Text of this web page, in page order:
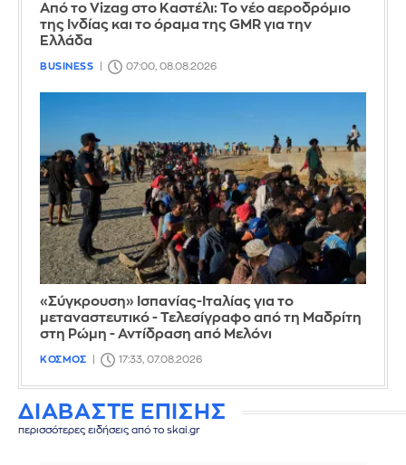
Από το Vizag στο Καστέλι: Το νέο αεροδρόμιο
της Ινδίας και το όραμα της GMR για την
Ελλάδα
BUSINESS 07:00, 08.08.2026
«Σύγκρουση» Ισπανίας-Ιταλίας για το
μεταναστευτικό - Τελεσίγραφο από τη Μαδρίτη
στη Ρώμη - Αντίδραση από Μελόνι
ΚΟΣΜΟΣ 17:33, 07.08.2026
ΔΙΑΒΑΣΤΕ ΕΠΙΣΗΣ
περισσότερες ειδήσεις από το skai.gr